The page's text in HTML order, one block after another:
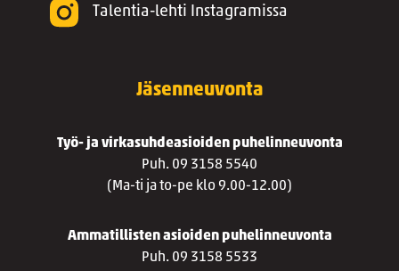
Talentia-lehti Instagramissa
Jäsenneuvonta
Työ- ja virkasuhdeasioiden puhelinneuvonta
Puh. 09 3158 5540
(Ma-ti ja to-pe klo 9.00-12.00)
Ammatillisten asioiden puhelinneuvonta
Puh. 09 3158 5533